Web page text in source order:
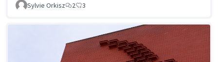
Sylvie Orkisz 2 3